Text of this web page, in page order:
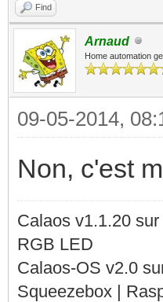
Find
Arnaud
Home automation
09-05-2014,
Non, c'est
Calaos v1.1.20
RGB LED
Calaos-OS v2.0
Squeezebox |